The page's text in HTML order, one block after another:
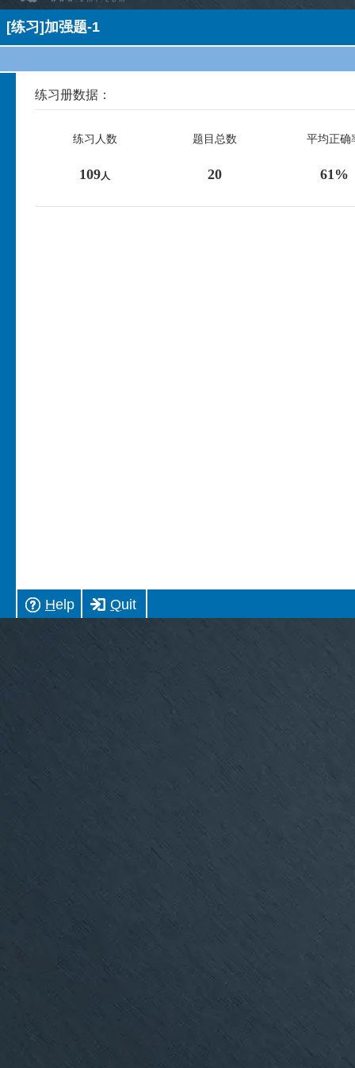
[练习]加强题-1
练习册数据：
练习人数 题目总数 平均正确
109 人 20 61%
Help Quit